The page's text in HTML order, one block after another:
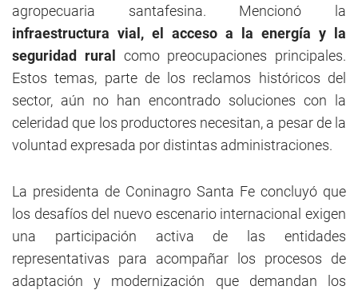
agropecuaria santafesina. Mencionó la
infraestructura vial, el acceso a la energía y la
seguridad rural
como preocupaciones principales.
Estos temas, parte de los reclamos históricos del
sector, aún no han encontrado soluciones con la
celeridad que los productores necesitan, a pesar de la
voluntad expresada por distintas administraciones.
La presidenta de Coninagro Santa Fe concluyó que
los desafíos del nuevo escenario internacional exigen
una participación activa de las entidades
representativas para acompañar los procesos de
adaptación y modernización que demandan los